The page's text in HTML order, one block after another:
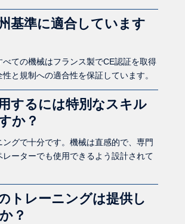
基準に適合しています
べての機械はフランス製でCE認証を取得
性と規制への適合性を保証しています。
するには特別なスキル
か？
グで十分です。機械は直感的で、専門
レーターでも使用できるよう設計されて
トレーニングは提供し
？